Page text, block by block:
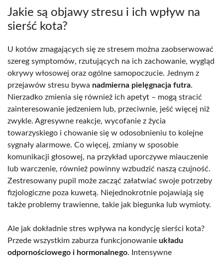
Jakie są objawy stresu i ich wpływ na
sierść kota?
U kotów zmagających się ze stresem można zaobserwować
szereg symptomów, rzutujących na ich zachowanie, wygląd
okrywy włosowej oraz ogólne samopoczucie. Jednym z
przejawów stresu bywa nadmierna pielęgnacja futra.
Nierzadko zmienia się również ich apetyt – mogą stracić
zainteresowanie jedzeniem lub, przeciwnie, jeść więcej niż
zwykle. Agresywne reakcje, wycofanie z życia
towarzyskiego i chowanie się w odosobnieniu to kolejne
sygnały alarmowe. Co więcej, zmiany w sposobie
komunikacji głosowej, na przykład uporczywe miauczenie
lub warczenie, również powinny wzbudzić naszą czujność.
Zestresowany pupil może zacząć załatwiać swoje potrzeby
fizjologiczne poza kuwetą. Niejednokrotnie pojawiają się
także problemy trawienne, takie jak biegunka lub wymioty.
Ale jak dokładnie stres wpływa na kondycję sierści kota?
Przede wszystkim zaburza funkcjonowanie układu
odpornościowego i hormonalnego. Intensywne